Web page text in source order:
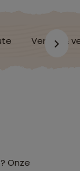
Verblijf &
Onze